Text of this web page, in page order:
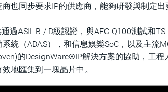
也同步要求IP的供應商，能夠研發與制定出
過ASIL B / D級認證，與AEC-Q100測試和
統（ADAS），和信息娛樂SoC，以及主流
的DesignWare®IP解決方案的協助，工
地匯集到一塊晶片中。